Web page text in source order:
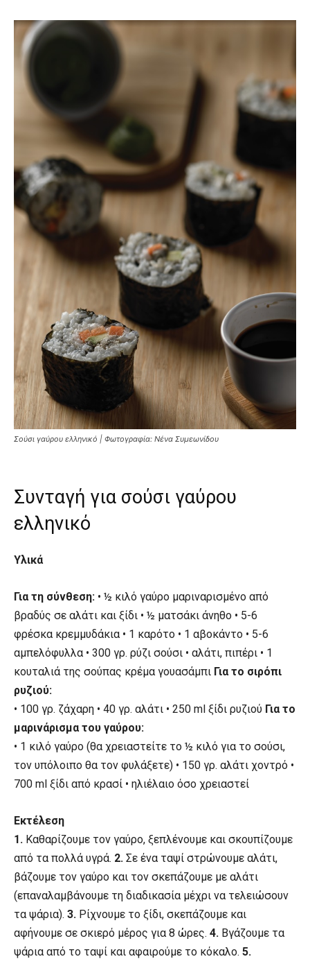
Σούσι γαύρου ελληνικό | Φωτογραφία: Νένα Συμεωνίδου
Συνταγή για σούσι γαύρου
ελληνικό
Υλικά
Για τη σύνθεση: • ½ κιλό γαύρο μαριναρισμένο από
βραδύς σε αλάτι και ξίδι • ½ ματσάκι άνηθο • 5-6
φρέσκα κρεμμυδάκια • 1 καρότο • 1 αβοκάντο • 5-6
αμπελόφυλλα • 300 γρ. ρύζι σούσι • αλάτι, πιπέρι • 1
κουταλιά της σούπας κρέμα γουασάμπι Για το σιρόπι
ρυζιού:
• 100 γρ. ζάχαρη • 40 γρ. αλάτι • 250 ml ξίδι ρυζιού Για το
μαρινάρισμα του γαύρου:
• 1 κιλό γαύρο (θα χρειαστείτε το ½ κιλό για το σούσι,
τον υπόλοιπο θα τον φυλάξετε) • 150 γρ. αλάτι χοντρό •
700 ml ξίδι από κρασί • ηλιέλαιο όσο χρειαστεί
Εκτέλεση
1. Καθαρίζουμε τον γαύρο, ξεπλένουμε και σκουπίζουμε
από τα πολλά υγρά. 2. Σε ένα ταψί στρώνουμε αλάτι,
βάζουμε τον γαύρο και τον σκεπάζουμε με αλάτι
(επαναλαμβάνουμε τη διαδικασία μέχρι να τελειώσουν
τα ψάρια). 3. Ρίχνουμε το ξίδι, σκεπάζουμε και
αφήνουμε σε σκιερό μέρος για 8 ώρες. 4. Βγάζουμε τα
ψάρια από το ταψί και αφαιρούμε το κόκαλο. 5.